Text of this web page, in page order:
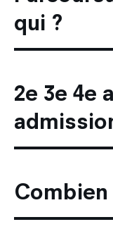
qui ?
2e 3e 4e